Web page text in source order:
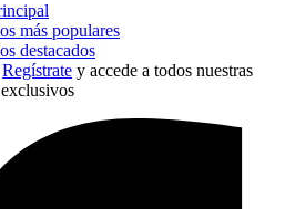
más populares
destacados
Regístrate y accede a todos nuestras